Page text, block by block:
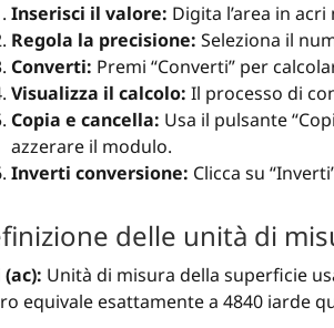
Inserisci il valore: Digita l’area in
Regola la precisione: Seleziona il
Converti: Premi “Converti” per
Visualizza il calcolo: Il processo di
Copia e cancella: Usa il pulsante
azzerare il modulo.
Inverti conversione: Clicca su
delle unità di
Unità di misura della superficie
equivale esattamente a 4840 iarde